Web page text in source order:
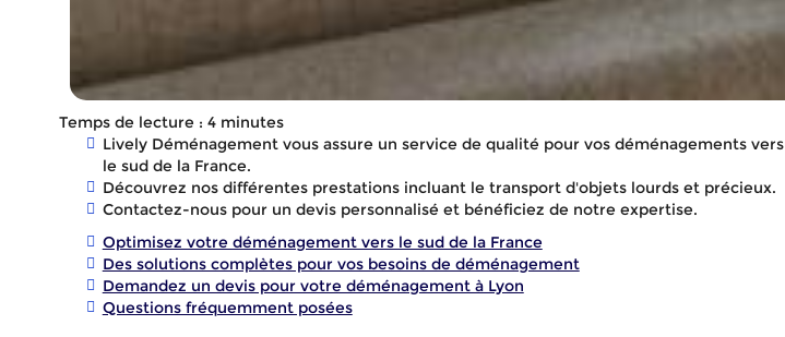
Temps de lecture : 4 minutes
Lively Déménagement vous assure un service de qualité pour vos déménagements vers
le sud de la France.
Découvrez nos différentes prestations incluant le transport d'objets lourds et précieux.
Contactez-nous pour un devis personnalisé et bénéficiez de notre expertise.
Optimisez votre déménagement vers le sud de la France
Des solutions complètes pour vos besoins de déménagement
Demandez un devis pour votre déménagement à Lyon
Questions fréquemment posées